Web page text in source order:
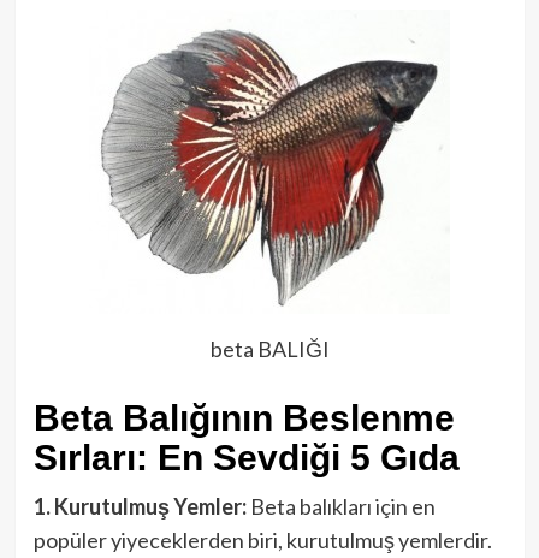
beta BALIĞI
Beta Balığının Beslenme
Sırları: En Sevdiği 5 Gıda
1. Kurutulmuş Yemler:Beta balıkları için en
popüler yiyeceklerden biri, kurutulmuş yemlerdir.